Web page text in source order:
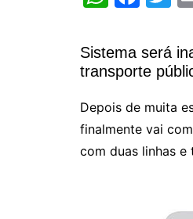
at
s
A
p
p
c
e
o
o
Sistema será
transporte
Depois de muita
finalmente vai
com duas linhas e